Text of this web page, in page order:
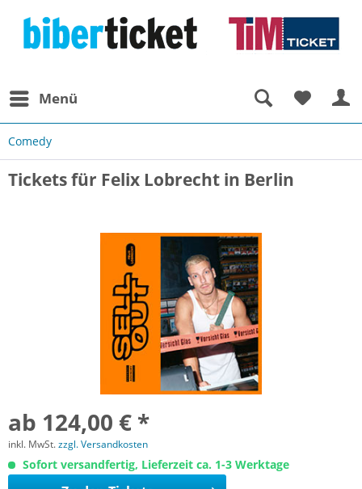
Menü
Comedy
Tickets für Felix Lobrecht in Berlin
ab 124,00 € *
inkl. MwSt.zzgl. Versandkosten
Sofort versandfertig, Lieferzeit ca. 1-3 Werktage